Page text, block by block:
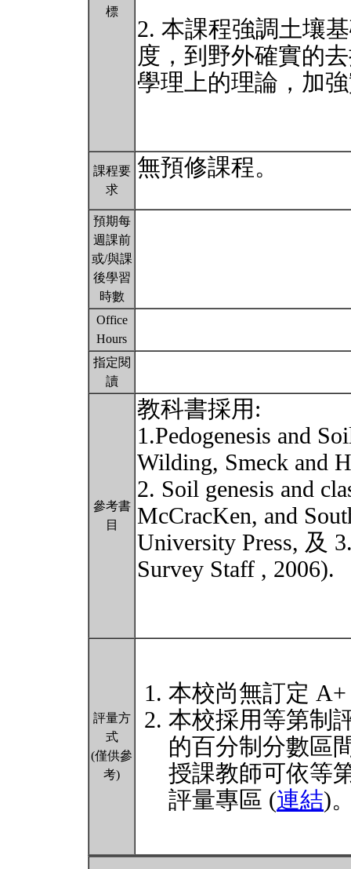
標
2. 本課程強調土壤
度，到野外確實的
學理上的理論，加
課程要
求
無預修課程。
預期每
週課前
或/與課
後學習
時數
Office
Hours
指定閱
讀
參考書
目
教科書採用:
1.Pedogenesis and
Wilding, Smeck and
2. Soil genesis and
McCracKen, and
University Press, 及
Survey Staff , 2006).
評量方
式
(僅供參
考)
本校尚無訂定
本校採用等第制
的百分制分數區
授課教師可依等
評量專區 (連結)